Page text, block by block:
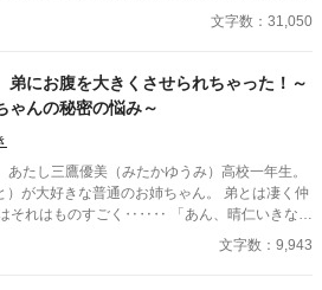
バイト先のスーパーで再会した彼女は、翔太を
く仕事を教えてくれる存在だった。 ある日の
をご馳走になるほど親密に。 優しくて穏やかで
るたび、翔太の心は揺れていく。 大人の女性
っぴり刺激的な同居生活（？）がはじまる。
文字数：31,050
弟にお腹を大きくさせられちゃった！～
ゃんの秘密の悩み～
）が大好きな普通のお姉ちゃん。 弟とは凄く仲
のすごく‥‥‥ 「あん、晴仁いきなり
そんな関係のあたしたち。 で
たしはアレが来そうなのになかなか来ないの
文字数：9,943